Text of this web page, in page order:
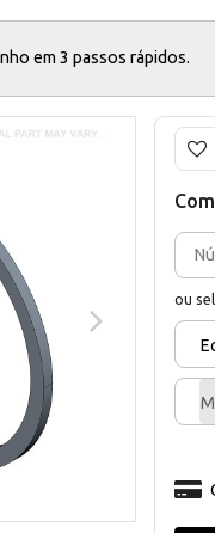
em 3 passos rápidos.
ou